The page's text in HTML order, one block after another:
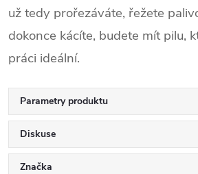
už tedy prořezáváte, řežete
dokonce kácíte, budete mít pilu,
práci ideální.
Parametry produktu
Diskuse
Značka